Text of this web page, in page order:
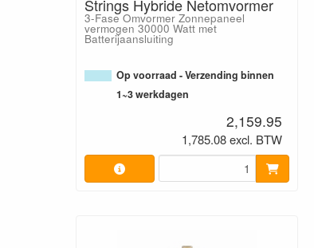
Strings Hybride Netomvormer
3-Fase Omvormer Zonnepaneel
vermogen 30000 Watt met
Batterijaansluiting
Op voorraad - Verzending binnen
1~3 werkdagen
2,159.95
1,785.08 excl. BTW